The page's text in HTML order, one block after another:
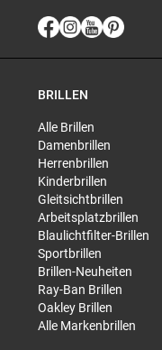
BRILLEN
Alle Brillen
Damenbrillen
Herrenbrillen
Kinderbrillen
Gleitsichtbrillen
Arbeitsplatzbrillen
Blaulichtfilter-Brillen
Sportbrillen
Brillen-Neuheiten
Ray-Ban Brillen
Oakley Brillen
Alle Markenbrillen